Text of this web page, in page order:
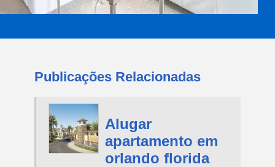
Publicações Relacionadas
Alugar
apartamento em
orlando florida